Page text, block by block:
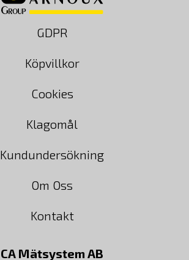
GDPR
Köpvillkor
Cookies
Klagomål
Kundundersökning
Om Oss
Kontakt
CA Mätsystem AB